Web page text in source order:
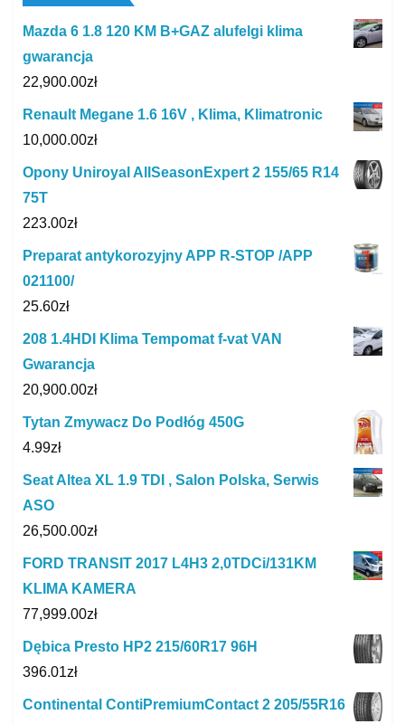
Mazda 6 1.8 120 KM B+GAZ alufelgi klima
gwarancja
22,900.00zł
Renault Megane 1.6 16V , Klima, Klimatronic
10,000.00zł
Opony Uniroyal AllSeasonExpert 2 155/65 R14
75T
223.00zł
Preparat antykorozyjny APP R-STOP /APP
021100/
25.60zł
208 1.4HDI Klima Tempomat f-vat VAN
Gwarancja
20,900.00zł
Tytan Zmywacz Do Podłóg 450G
4.99zł
Seat Altea XL 1.9 TDI , Salon Polska, Serwis
ASO
26,500.00zł
FORD TRANSIT 2017 L4H3 2,0TDCi/131KM
KLIMA KAMERA
77,999.00zł
Dębica Presto HP2 215/60R17 96H
396.01zł
Continental ContiPremiumContact 2 205/55R16